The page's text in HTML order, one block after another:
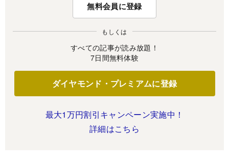
無料会員に登録
もしくは
すべての記事が読み放題！
7日間無料体験
ダイヤモンド・プレミアムに登録
最大1万円割引キャンペーン実施中！
詳細はこちら